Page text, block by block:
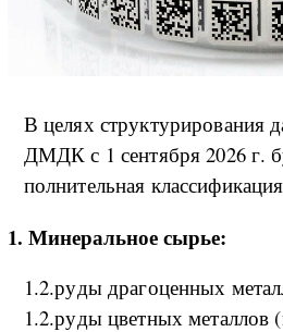
В це­лях
ДМДК с 1 сен­тяб­ря 2026 г.
пол­ни­тель­ная
1. Ми­не­раль­ное сы­рье:
1.2.ру­ды дра­го­цен­ных
1.2.ру­ды цвет­ных ме­тал­лов